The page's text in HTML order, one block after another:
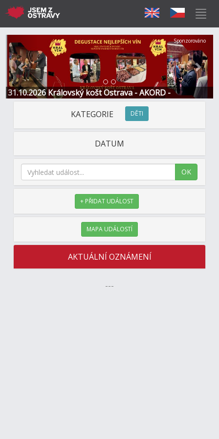
31.10.2026 Královský košt Ostrava - AKORD -
Restaurace a Hotel
Předchozí Další
Sponzorováno
KATEGORIE DĚTI
DATUM
OK
+ PŘIDAT UDÁLOST
MAPA UDÁLOSTÍ
AKTUÁLNÍ OZNÁMENÍ
---